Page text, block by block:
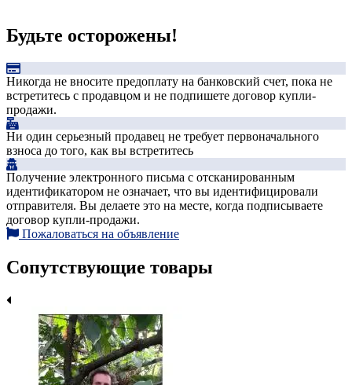
Будьте осторожены!
Никогда не вносите предоплату на банковский счет, пока не
встретитесь с продавцом и не подпишете договор купли-
продажи.
Ни один серьезный продавец не требует первоначального
взноса до того, как вы встретитесь
Получение электронного письма с отсканированным
идентификатором не означает, что вы идентифицировали
отправителя. Вы делаете это на месте, когда подписываете
договор купли-продажи.
Пожаловаться на объявление
Сопутствующие товары